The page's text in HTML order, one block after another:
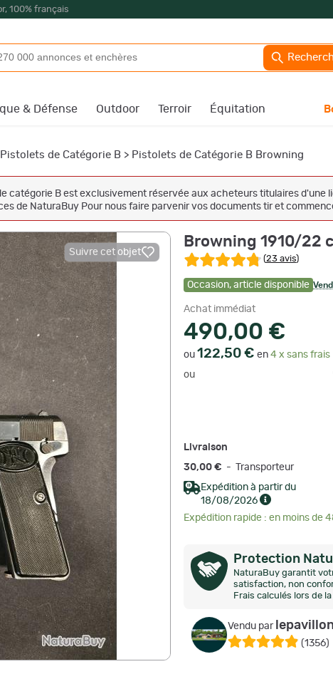
100% français
& Défense Outdoor Terroir Équitation
Pistolets de Catégorie B > Pistolets de Catégorie B Browning
catégorie B est exclusivement réservée aux acheteurs titulaires
de NaturaBuy Pour nous faire parvenir vos documents tir et
Suivre cet objet
Browning 1910/22
(23 avis)
Occasion, article disponible
Achat immédiat
490,00 €
ou 122,50 € en 4 x sans frais
ou
Livraison
30,00 € - Transporteur
Expédition à partir du
18/08/2026
Expédition rapide : en moins de
Protection
NaturaBuy garantit
satisfaction, non
Frais calculés lors de
Vendu par
(1356)